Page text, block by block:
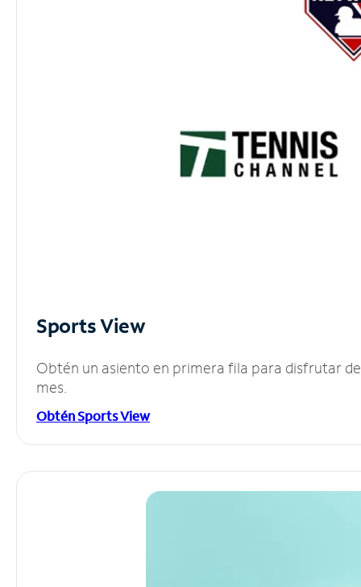
Sports View
Obtén un asiento en primera fila para disfrutar
mes.
Obtén Sports View